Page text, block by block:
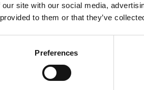
site with our social media,
to them or that they’ve
Preferences
tu gran día
29/07/